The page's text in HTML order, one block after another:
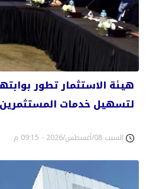
هيئة الاستثمار تطور
لتسهيل خدمات المستثمرين
السبت 08/أغسطس/2026 - 09:15 م